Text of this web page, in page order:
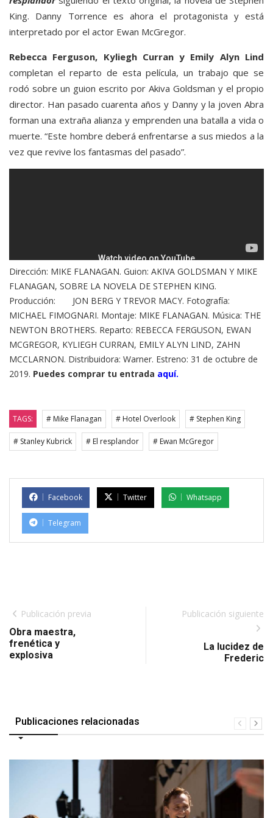
King. Danny Torrence es ahora el protagonista y está
interpretado por el actor Ewan McGregor.
Rebecca Ferguson, Kyliegh Curran y Emily Alyn Lind
completan el reparto de esta película, un trabajo que se
rodó sobre un guion escrito por Akiva Goldsman y el propio
director. Han pasado cuarenta años y Danny y la joven Abra
forman una extraña alianza y emprenden una batalla a vida o
muerte. “Este hombre deberá enfrentarse a sus miedos a la
vez que revive los fantasmas del pasado”.
Dirección: MIKE FLANAGAN. Guion: AKIVA GOLDSMAN Y MIKE
FLANAGAN, SOBRE LA NOVELA DE STEPHEN KING.
Producción: JON BERG Y TREVOR MACY. Fotografía:
MICHAEL FIMOGNARI. Montaje: MIKE FLANAGAN. Música: THE
NEWTON BROTHERS. Reparto: REBECCA FERGUSON, EWAN
MCGREGOR, KYLIEGH CURRAN, EMILY ALYN LIND, ZAHN
MCCLARNON. Distribuidora: Warner. Estreno: 31 de octubre de
2019. Puedes comprar tu entrada aquí.
TAGS: # Mike Flanagan # Hotel Overlook # Stephen King
# Stanley Kubrick # El resplandor # Ewan McGregor
Facebook Twitter Whatsapp
Telegram
Publicación previa
Obra maestra,
frenética y
explosiva
Publicación siguiente
La lucidez de
Frederic
Publicaciones relacionadas